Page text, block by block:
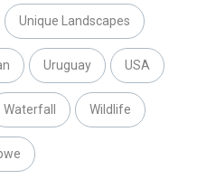
Unique Landscapes
Uruguay USA
Waterfall Wildlife